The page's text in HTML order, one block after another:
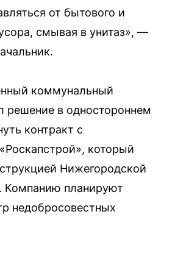
от бытового и
смывая в унитаз», —
коммунальный
решение в одностороннем
контракт с
который
Нижегородской
Компанию планируют
недобросовестных